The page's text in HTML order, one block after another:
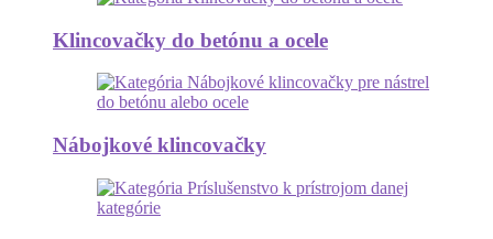
Klincovačky do betónu a ocele
Nábojkové klincovačky